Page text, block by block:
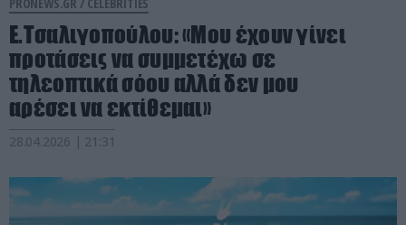
Ε.Τσαλιγοπούλου: «Μου έχουν γίνει
προτάσεις να συμμετέχω σε
τηλεοπτικά σόου αλλά δεν μου
αρέσει να εκτίθεμαι»
28.04.2026 | 21:31